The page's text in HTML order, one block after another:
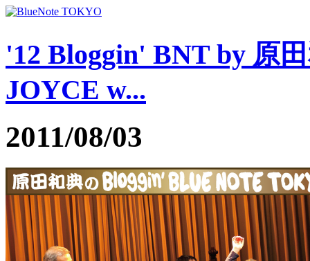
'12 Bloggin' BNT by 原
JOYCE w...
2011/08/03